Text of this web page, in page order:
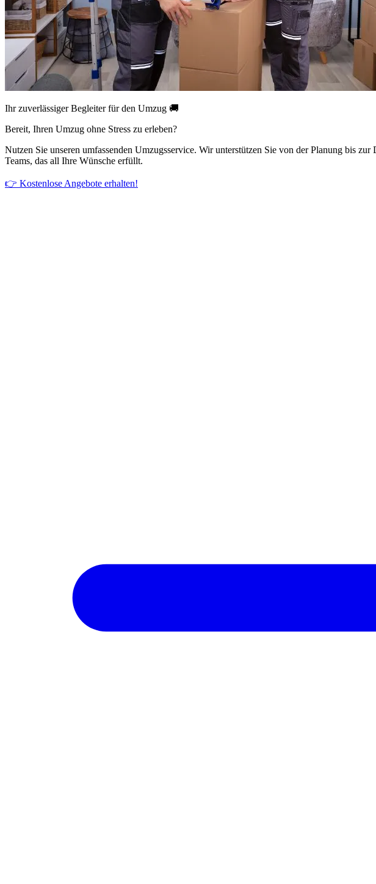
Ihr zuverlässiger Begleiter für den Umzug 🚚
Bereit, Ihren Umzug ohne Stress zu erleben?
Nutzen Sie unseren umfassenden Umzugsservice. Wir unterstützen Sie von der Planung bis
Teams, das all Ihre Wünsche erfüllt.
👉 Kostenlose Angebote erhalten!